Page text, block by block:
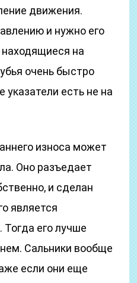
движения.
и нужно его
находящиеся на
очень быстро
указатели есть не на
износа может
Оно разъедает
и сделан
является
его лучше
Сальники вообще
если они еще